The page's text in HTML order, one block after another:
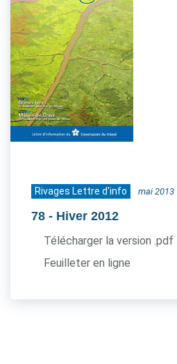
Rivages Lettre d'info mai 2013
78 - Hiver 2012
Télécharger la version .pdf
Feuilleter en ligne